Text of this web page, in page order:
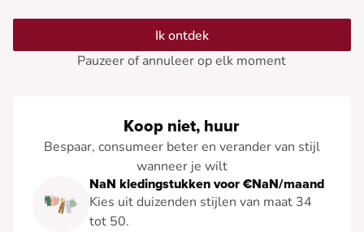
Ik ontdek
Pauzeer of annuleer op elk moment
Koop niet, huur
Bespaar, consumeer beter en verander van stijl
wanneer je wilt
NaN kledingstukken voor €NaN/maand
Kies uit duizenden stijlen van maat 34
tot 50.